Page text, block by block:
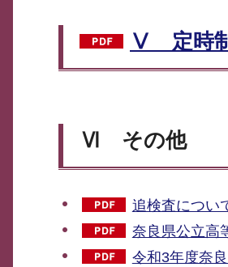
Ⅴ 定時制
Ⅵ その他
追検査につい
奈良県公立高
令和3年度奈